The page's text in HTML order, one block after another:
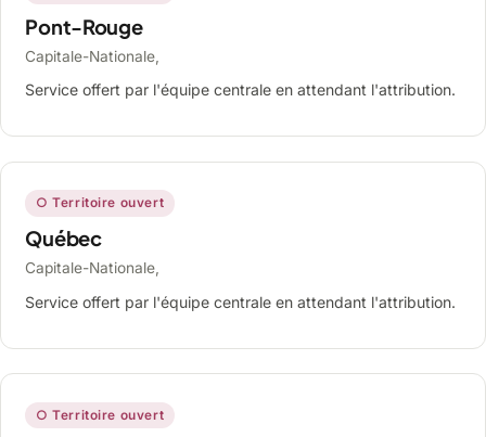
Pont-Rouge
Capitale-Nationale,
Service offert par l'équipe centrale en attendant l'attribution.
○ Territoire ouvert
Québec
Capitale-Nationale,
Service offert par l'équipe centrale en attendant l'attribution.
○ Territoire ouvert